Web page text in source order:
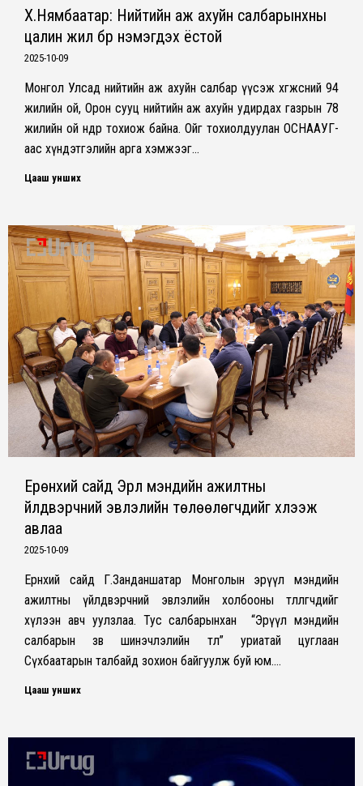
Х.Нямбаатар: Нийтийн аж ахуйн салбарынхны
цалин жил бүр нэмэгдэх ёстой
2025-10-09
Монгол Улсад нийтийн аж ахуйн салбар үүсэж хөгжсөний 94
жилийн ой, Орон сууц нийтийн аж ахуйн удирдах газрын 78
жилийн ой өнөөдөр тохиож байна. Ойг тохиолдуулан ОСНААУГ-
аас хүндэтгэлийн арга хэмжээг…
Цааш унших
Ерөнхий сайд Эрүүл мэндийн ажилтны
үйлдвэрчний эвлэлийн төлөөлөгчдийг хүлээж
авлаа
2025-10-09
Ерөнхий сайд Г.Занданшатар Монголын эрүүл мэндийн
ажилтны үйлдвэрчний эвлэлийн холбооны төлөөлөгчдийг
хүлээн авч уулзлаа. Тус салбарынхан “Эрүүл мэндийн
салбарын зөв шинэчлэлийн төлөө” уриатай цуглаан
Сүхбаатарын талбайд зохион байгуулж буй юм.…
Цааш унших